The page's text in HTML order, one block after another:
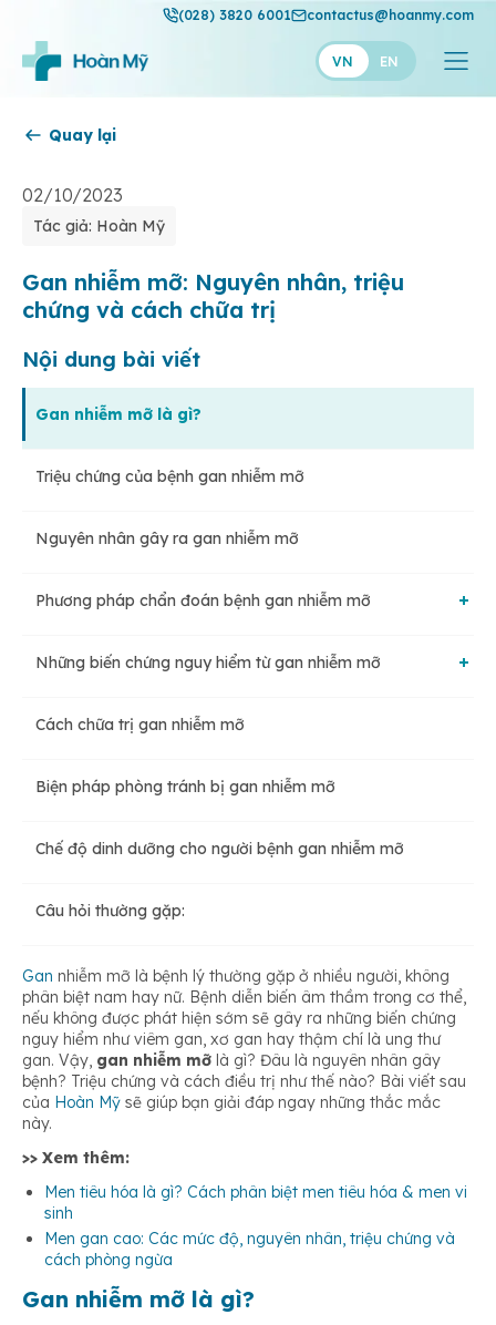
(028) 3820 6001 contactus@hoanmy.com
VN EN
Thuận Mỹ
Quay lại
02/10/2023
Tác giả: Hoàn Mỹ
Gan nhiễm mỡ: Nguyên nhân, triệu
chứng và cách chữa trị
Nội dung bài viết
Gan nhiễm mỡ là gì?
Triệu chứng của bệnh gan nhiễm mỡ
Nguyên nhân gây ra gan nhiễm mỡ
Phương pháp chẩn đoán bệnh gan nhiễm mỡ
Xét nghiệm máu
Những biến chứng nguy hiểm từ gan nhiễm mỡ
Viêm gan
Cách chữa trị gan nhiễm mỡ
Biện pháp phòng tránh bị gan nhiễm mỡ
Chế độ dinh dưỡng cho người bệnh gan nhiễm mỡ
Câu hỏi thường gặp:
Gan nhiễm mỡ là bệnh lý thường gặp ở nhiều người, không
phân biệt nam hay nữ. Bệnh diễn biến âm thầm trong cơ thể,
nếu không được phát hiện sớm sẽ gây ra những biến chứng
nguy hiểm như viêm gan, xơ gan hay thậm chí là ung thư
gan. Vậy, gan nhiễm mỡ là gì? Đâu là nguyên nhân gây
bệnh? Triệu chứng và cách điều trị như thế nào? Bài viết sau
của Hoàn Mỹ sẽ giúp bạn giải đáp ngay những thắc mắc
này.
>> Xem thêm:
Men tiêu hóa là gì? Cách phân biệt men tiêu hóa & men vi
sinh
Men gan cao: Các mức độ, nguyên nhân, triệu chứng và
cách phòng ngừa
Gan nhiễm mỡ là gì?